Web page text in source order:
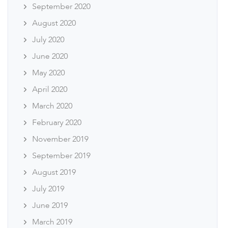
September 2020
August 2020
July 2020
June 2020
May 2020
April 2020
March 2020
February 2020
November 2019
September 2019
August 2019
July 2019
June 2019
March 2019